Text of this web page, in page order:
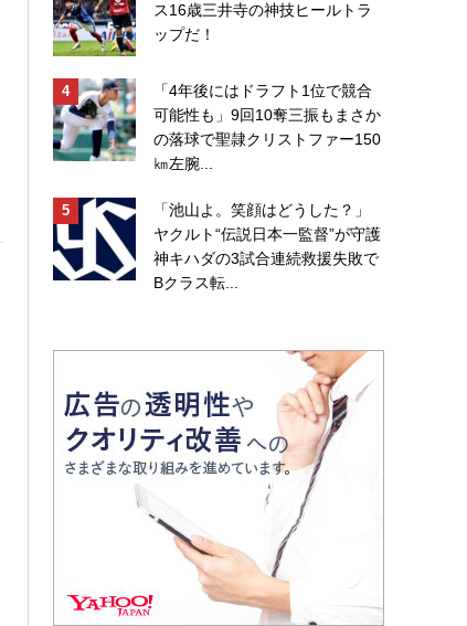
ス16歳三井寺の神技ヒールトラ
ップだ！
「4年後にはドラフト1位で競合
可能性も」9回10奪三振もまさか
の落球で聖隷クリストファー150
㎞左腕...
「池山よ。笑顔はどうした？」
ヤクルト“伝説日本一監督”が守護
神キハダの3試合連続救援失敗で
Bクラス転...